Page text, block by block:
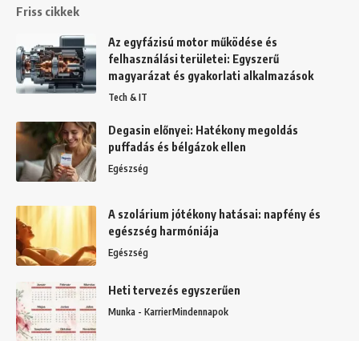
Friss cikkek
Az egyfázisú motor működése és
felhasználási területei: Egyszerű
magyarázat és gyakorlati alkalmazások
Tech & IT
Degasin előnyei: Hatékony megoldás
puffadás és bélgázok ellen
Egészség
A szolárium jótékony hatásai: napfény és
egészség harmóniája
Egészség
Heti tervezés egyszerűen
Munka - KarrierMindennapok